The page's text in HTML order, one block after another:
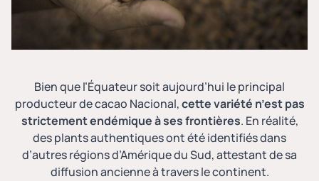
Bien que l’Équateur soit aujourd’hui le principal
producteur de cacao Nacional,cette variété n’est pas
strictement endémique à ses frontières. En réalité,
des plants authentiques ont été identifiés dans
d’autres régions d’Amérique du Sud, attestant de sa
diffusion ancienne à travers le continent.